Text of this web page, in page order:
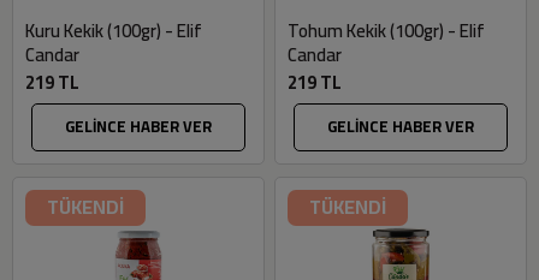
Kuru Kekik (100gr) - Elif
Candar
219 TL
GELİNCE HABER VER
Tohum Kekik (100gr) - Elif
Candar
219 TL
GELİNCE HABER VER
TÜKENDİ TÜKENDİ